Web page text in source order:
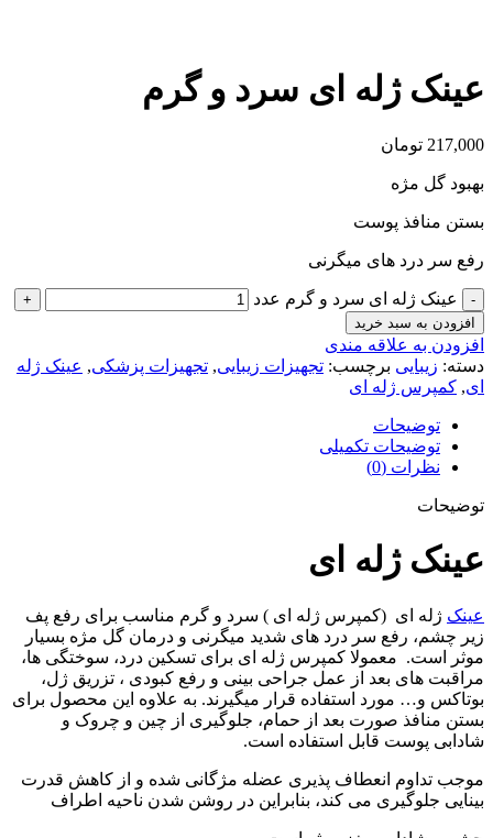
عینک ژله ای سرد و گرم
217,000 تومان
بهبود گل مژه
بستن منافذ پوست
رفع سر درد های میگرنی
عینک ژله ای سرد و گرم عدد
افزودن به سبد خرید
افزودن به علاقه مندی
دسته: زیبایی برچسب: تجهیزات زیبایی, تجهیزات پزشکی, عینک ژله
ای, کمپرس ژله ای
توضیحات
توضیحات تکمیلی
نظرات (0)
توضیحات
عینک ژله ای
عینک ژله ای (کمپرس ژله ای ) سرد و گرم مناسب برای رفع پف
زیر چشم، رفع سر درد های شدید میگرنی و درمان گل مژه بسیار
موثر است. معمولا کمپرس ژله ای برای تسکین درد، سوختگی ها،
مراقبت های بعد از عمل جراحی بینی و رفع کبودی ، تزریق ژل،
بوتاکس و… مورد استفاده قرار میگیرند. به علاوه این محصول برای
بستن منافذ صورت بعد از حمام، جلوگیری از چین و چروک و
شادابی پوست قابل استفاده است.
موجب تداوم انعطاف پذیری عضله مژگانی شده و از کاهش قدرت
بینایی جلوگیری می کند، بنابراین در روشن شدن ناحیه اطراف